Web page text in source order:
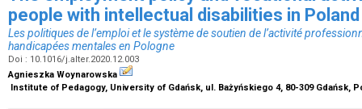
people with intellectual disabilities in
Les politiques de l’emploi et le système de soutien de l’activité
handicapées mentales en Pologne
Doi : 10.1016/j.alter.2020.12.003
Agnieszka Woynarowska
Institute of Pedagogy, University of Gdańsk, ul. Bażyńskiego 4, 80-309 Gdańsk,